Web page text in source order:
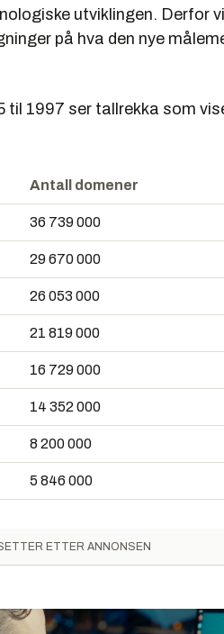
utviklingen. Derfor
på hva den nye
til 1997 ser tallrekka som
Antall domener
36 739 000
29 670 000
26 053 000
21 819 000
16 729 000
14 352 000
8 200 000
5 846 000
ETTER ANNONSEN